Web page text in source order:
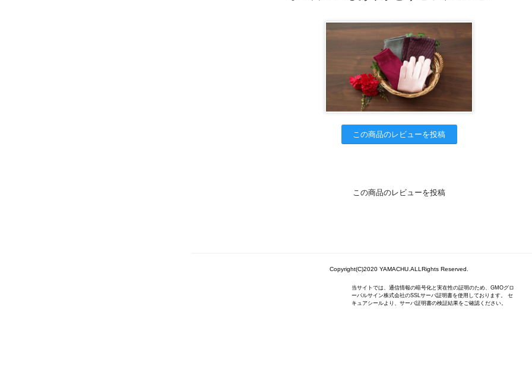
この商品のレビューを投稿
この商品のレビューを投稿
Copyright(C)2020 YAMACHU.ALLRights Reserved.
当サイトでは、通信情報の暗号化と実在性の証明のため、GMOグロ
ーバルサイン株式会社のSSLサーバ証明書を使用しております。 セ
キュアシールより、サーバ証明書の検証結果をご確認ください。